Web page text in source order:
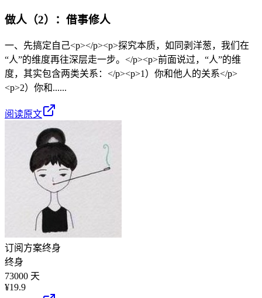
做人（2）：借事修人
一、先搞定自己<p></p><p>探究本质，如同剥洋葱，我们在
“人”的维度再往深层走一步。</p><p>前面说过，“人”的维
度，其实包含两类关系：</p><p>1）你和他人的关系</p>
<p>2）你和......
阅读原文
订阅方案终身
终身
73000 天
¥19.9